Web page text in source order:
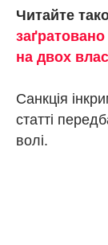
Читайте
на двох
Санкція
статті
волі.